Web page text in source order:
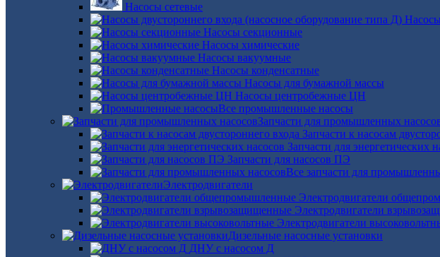
Насосы сетевые
Насосы секционные
Насосы химические
Насосы вакуумные
Насосы конденсатные
Насосы для бумажной массы
Насосы центробежные ЦН
Все промышленные насосы
Запчасти для промышленных
Запчасти к насосам
Запчасти для энергетических
Запчасти для насосов ПЭ
Все запчасти для
Электродвигатели
Электродвигатели
Электродвигатели
Электродвигатели
Дизельные насосные установки
ДНУ с насосом Д